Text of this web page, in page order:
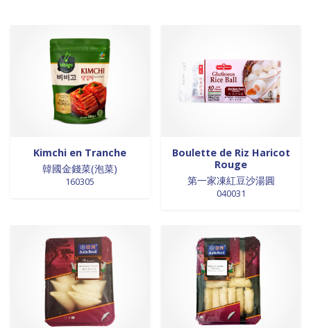
Kimchi en Tranche
韓國金錢菜(泡菜)
160305
Boulette de Riz Haricot
Rouge
第一家凍紅豆沙湯圓
040031